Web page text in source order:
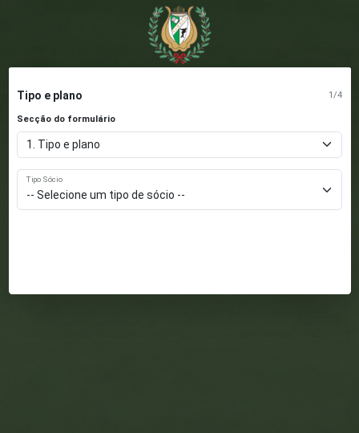
Tipo e plano 1/4
Secção do formulário
Tipo Sócio